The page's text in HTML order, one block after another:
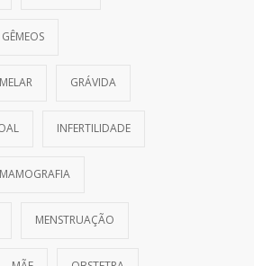
GRÁVIDA
INFERTILIDADE
MAMOGRAFIA
MENSTRUAÇÃO